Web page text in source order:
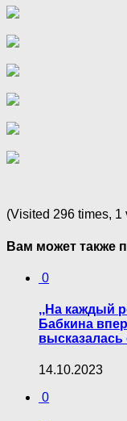
(Visited 296 times, 1
Вам может также
0
,,На каждый
Бабкина
высказалась
14.10.2023
0